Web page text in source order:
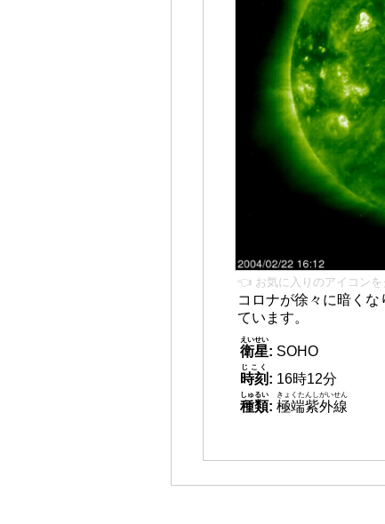
👈 お気に入りのアイコンを
コロナが徐々に暗く
ています。
衛星
えいせい
: SOHO
時刻
じこく
: 16時12分
種類
しゅるい
: 極端紫外線
きょくたんしがいせん